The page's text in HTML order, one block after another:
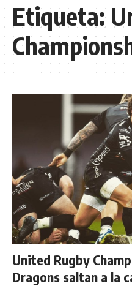
Etiqueta:
United Rugby
Dragons saltan a la